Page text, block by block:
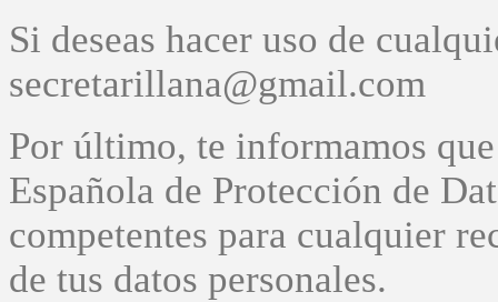
Si deseas hacer uso de
secretarillana@gmail.com
Por último, te informamos
Española de Protección de
competentes para cualquier
de tus datos personales.